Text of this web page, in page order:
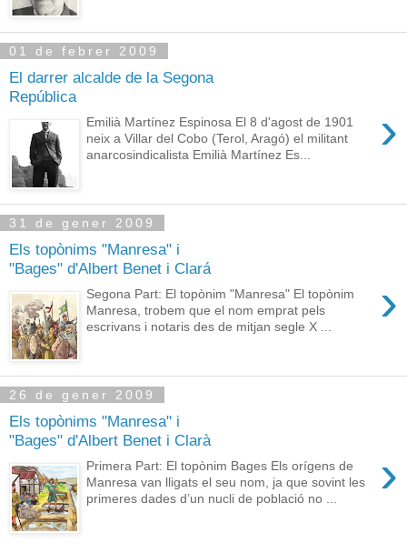
01 de febrer 2009
El darrer alcalde de la Segona
República
›
Emilià Martínez Espinosa El 8 d'agost de 1901
neix a Villar del Cobo (Terol, Aragó) el militant
anarcosindicalista Emilià Martínez Es...
31 de gener 2009
Els topònims "Manresa" i
"Bages" d'Albert Benet i Clará
›
Segona Part: El topònim "Manresa" El topònim
Manresa, trobem que el nom emprat pels
escrivans i notaris des de mitjan segle X ...
26 de gener 2009
Els topònims "Manresa" i
"Bages" d'Albert Benet i Clarà
›
Primera Part: El topònim Bages Els orígens de
Manresa van lligats el seu nom, ja que sovint les
primeres dades d’un nucli de població no ...